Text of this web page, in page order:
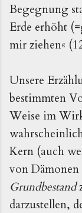
Begegnung
Erde erhöht
mir ziehen«
Unsere
bestimmten
Weise im
Kern (auch
von
Grundbestand
darzustellen,